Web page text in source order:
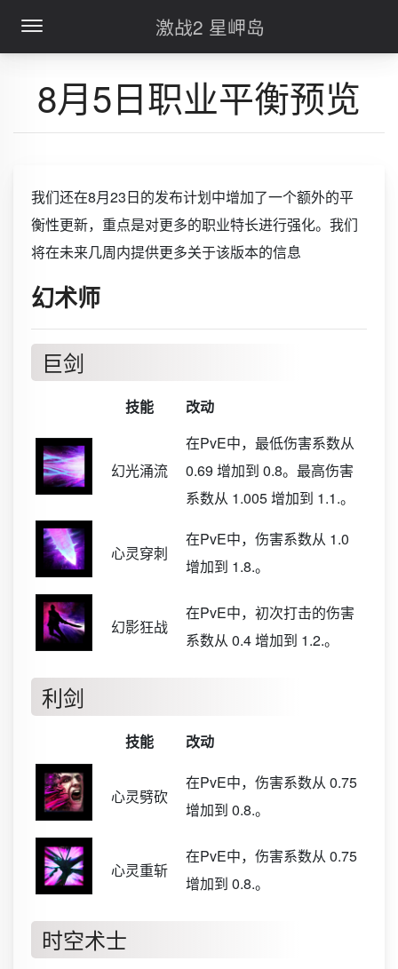
激战2 星岬岛
8月5日职业平衡预览
我们还在8月23日的发布计划中增加了一个额外的平
衡性更新，重点是对更多的职业特长进行强化。我们
将在未来几周内提供更多关于该版本的信息
幻术师
巨剑
技能 改动
幻光涌流
在PvE中，最低伤害系数从
0.69 增加到 0.8。最高伤害
系数从 1.005 增加到 1.1.。
心灵穿刺
在PvE中，伤害系数从 1.0
增加到 1.8.。
幻影狂战
在PvE中，初次打击的伤害
系数从 0.4 增加到 1.2.。
利剑
技能 改动
心灵劈砍
在PvE中，伤害系数从 0.75
增加到 0.8.。
心灵重斩
在PvE中，伤害系数从 0.75
增加到 0.8.。
时空术士